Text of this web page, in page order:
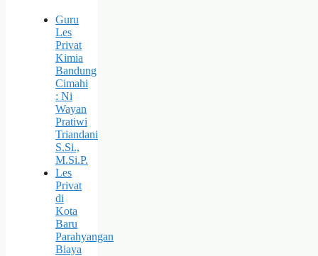
Guru
Les
Privat
Kimia
Bandung
Cimahi
: Ni
Wayan
Pratiwi
Triandani
S.Si.,
M.Si.P.
Les
Privat
di
Kota
Baru
Parahyangan
Biaya